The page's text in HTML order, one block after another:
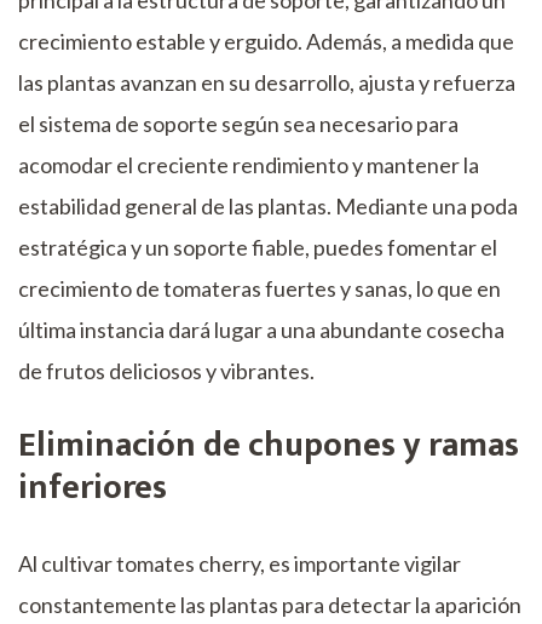
crecimiento estable y erguido. Además, a medida que
las plantas avanzan en su desarrollo, ajusta y refuerza
el sistema de soporte según sea necesario para
acomodar el creciente rendimiento y mantener la
estabilidad general de las plantas. Mediante una poda
estratégica y un soporte fiable, puedes fomentar el
crecimiento de tomateras fuertes y sanas, lo que en
última instancia dará lugar a una abundante cosecha
de frutos deliciosos y vibrantes.
Eliminación de chupones y ramas
inferiores
Al cultivar tomates cherry, es importante vigilar
constantemente las plantas para detectar la aparición